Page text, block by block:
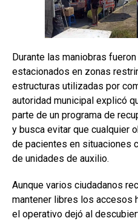
Durante las maniobras
estacionados en zonas
estructuras utilizadas por
autoridad municipal explicó
parte de un programa de
y busca evitar que cualquier
de pacientes en situaciones
de unidades de auxilio.
Aunque varios ciudadanos
mantener libres los accesos
el operativo dejó al